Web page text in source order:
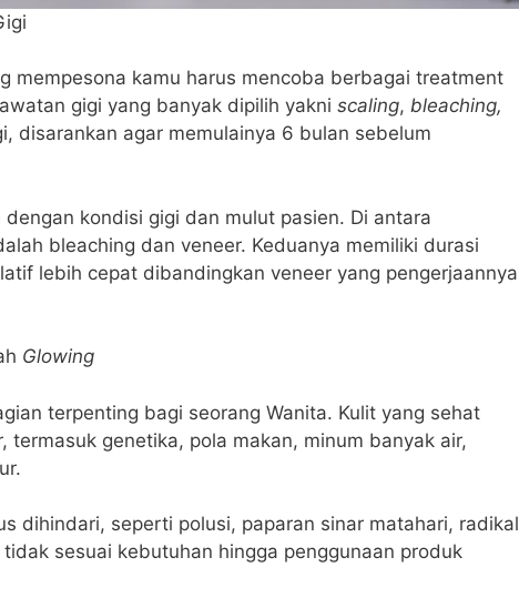
mempesona kamu harus mencoba berbagai treatment
gigi yang banyak dipilih yakni scaling, bleaching,
disarankan agar memulainya 6 bulan sebelum
kondisi gigi dan mulut pasien. Di antara
bleaching dan veneer. Keduanya memiliki durasi
lebih cepat dibandingkan veneer yang pengerjaannya
Glowing
terpenting bagi seorang Wanita. Kulit yang sehat
termasuk genetika, pola makan, minum banyak air,
dihindari, seperti polusi, paparan sinar matahari, radikal
sesuai kebutuhan hingga penggunaan produk